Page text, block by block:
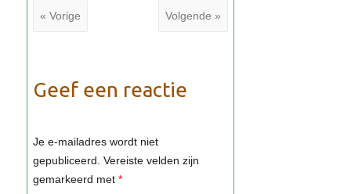
« Vorige Volgende »
Geef een reactie
Je e-mailadres wordt niet
gepubliceerd. Vereiste velden zijn
gemarkeerd met *